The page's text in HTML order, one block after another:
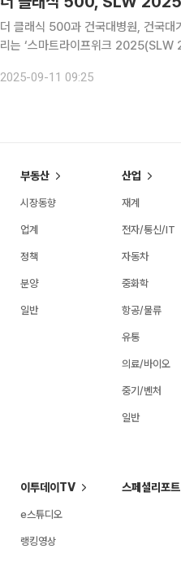
더 클래식 500과 건국대병원, 건국
리는 ‘스마트라이프위크
라이프를 미디어아트와 체험형 콘텐
2025-09-11 09:25
부동산
시장동향
업계
정책
분양
일반
산업
재계
전자/통신/IT
자동차
중화학
항공/물류
유통
의료/바이오
중기/벤처
일반
이투데이TV
e스튜디오
랭킹영상
스페셜리포트